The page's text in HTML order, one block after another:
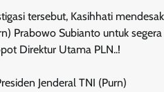
tersebut, Kasihhati mendesak
Prabowo Subianto untuk segera
Direktur Utama PLN..!
Jenderal TNI (Purn)